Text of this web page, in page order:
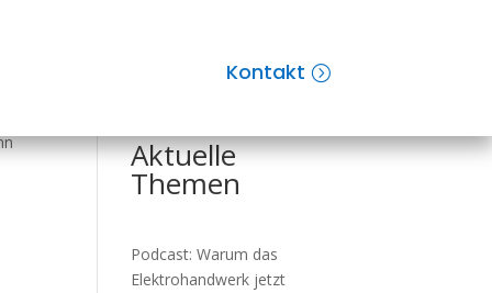
KontaktSuchen
Aktuelle
Themen
Podcast: Warum das
Elektro­hand­werk jetzt